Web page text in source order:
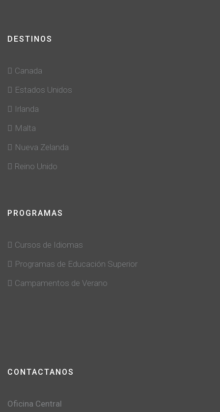
DESTINOS
Canada
Estados Unidos
Irlanda
Malta
Nueva Zelanda
Reino Unido
PROGRAMAS
Cursos de Idiomas
Programas de Educación Superior
Campamentos de Verano
CONTACTANOS
Oficina Central